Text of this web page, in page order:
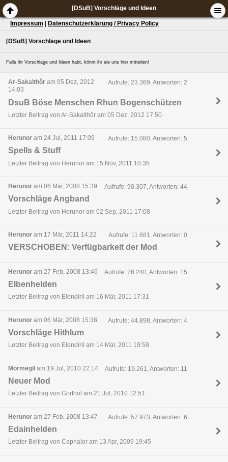
[DSuB] Vorschläge und Ideen
Impressum Datenschutzerklärung / Privacy Policy
[DSuB] Vorschläge und Ideen
Falls ihr Vorschläge und Ideen habt, könnt ihr sie uns hier mitteilen!
Ar-Sakalthôr am 05 Dez, 2012
14:03
Aufrufe: 23.369, Antworten: 2
DsuB Böse Menschen Rhun Bogenschützen
Letzter Beitrag von Ar-Sakalthôr am 05 Dez, 2012 17:50
Herunor am 24 Jul, 2011 17:09 Aufrufe: 15.080, Antworten: 5
Spells & Stuff
Letzter Beitrag von Herunor am 15 Nov, 2011 10:35
Herunor am 06 Mär, 2008 15:39 Aufrufe: 90.307, Antworten: 44
Vorschläge Angband
Letzter Beitrag von Herunor am 02 Sep, 2011 17:08
Herunor am 17 Mär, 2011 14:22 Aufrufe: 11.681, Antworten: 0
VERSCHOBEN: Verfügbarkeit der Mod
Herunor am 27 Feb, 2008 13:46 Aufrufe: 76.240, Antworten: 15
Elbenhelden
Letzter Beitrag von Elendiril am 16 Mär, 2011 17:31
Herunor am 06 Mär, 2008 15:38 Aufrufe: 44.898, Antworten: 4
Vorschläge Hithlum
Letzter Beitrag von Elendiril am 14 Mär, 2011 19:58
Mormegil am 19 Jul, 2010 22:14 Aufrufe: 19.261, Antworten: 11
Neuer Mod
Letzter Beitrag von Gorthol am 21 Jul, 2010 12:51
Herunor am 27 Feb, 2008 13:47 Aufrufe: 57.973, Antworten: 6
Edainhelden
Letzter Beitrag von Caphalor am 13 Apr, 2009 19:45